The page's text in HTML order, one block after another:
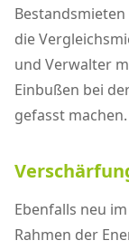
die
und Verwalter
Einbußen bei
gefasst machen.
Ebenfalls neu
Rahmen der